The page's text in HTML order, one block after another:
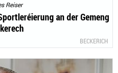
Reiser
an der Gemeng
BECKERICH